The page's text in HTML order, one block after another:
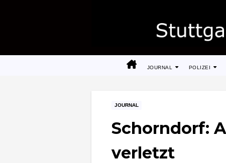
JOURNAL POLIZEI
JOURNAL
Schorndorf:
verletzt